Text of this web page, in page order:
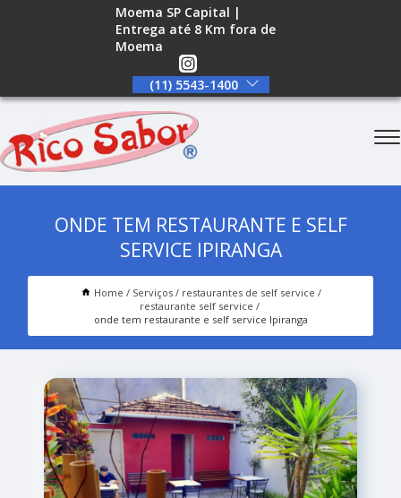
Moema SP Capital |
Entrega até 8 Km fora de
Moema
(11) 5543-1400
ONDE TEM RESTAURANTE E SELF
SERVICE IPIRANGA
Home Serviços
restaurantes de self service
restaurante self service
onde tem restaurante e self service Ipiranga